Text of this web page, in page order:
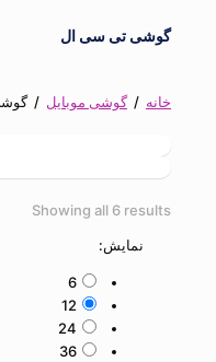
گوشی تی سی ال
خانه /گوشی موبایل /
Showing all 6 results
نمایش:
6
12
24
36